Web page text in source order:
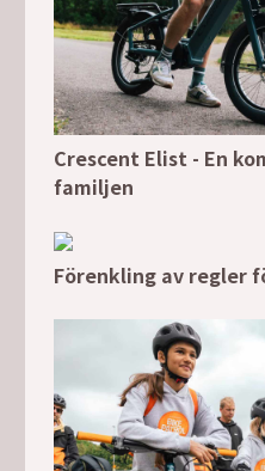
Crescent Elist - En
familjen
Förenkling av regler